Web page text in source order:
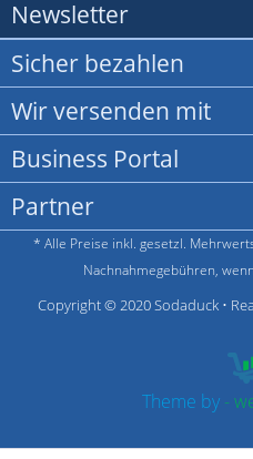
Newsletter
Sicher bezahlen
Wir versenden mit
Business Portal
Partner
* Alle Preise inkl. gesetzl.
Nachnahmegebühren,
Copyright © 2020 Sodaduck •
Theme by -